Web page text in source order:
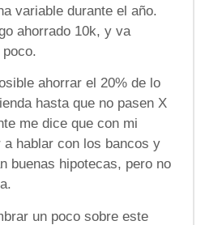
variable durante el año.
ahorrado 10k, y va
ahorrar el 20% de lo
hasta que no pasen X
me dice que con mi
hablar con los bancos y
buenas hipotecas, pero no
un poco sobre este